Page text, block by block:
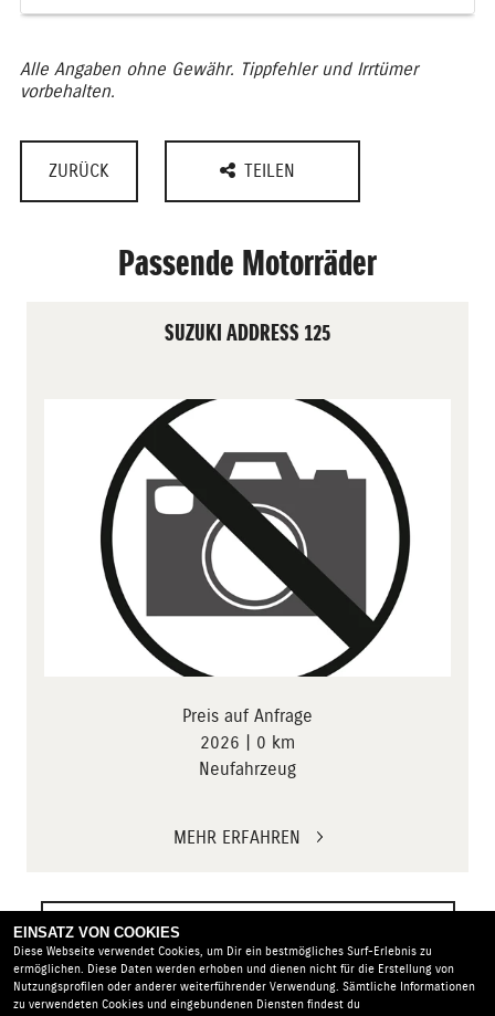
Alle Angaben ohne Gewähr. Tippfehler und Irrtümer
vorbehalten.
ZURÜCK TEILEN
Passende Motorräder
SUZUKI ADDRESS 125
Preis auf Anfrage
2026 | 0 km
Neufahrzeug
MEHR ERFAHREN
ZUR VOLLSTÄNDIGEN MOTORRADSUCHE
EINSATZ VON COOKIES
Diese Webseite verwendet Cookies, um Dir ein bestmögliches Surf-Erlebnis zu
ermöglichen. Diese Daten werden erhoben und dienen nicht für die Erstellung von
Nutzungsprofilen oder anderer weiterführender Verwendung. Sämtliche Informationen
zu verwendeten Cookies und eingebundenen Diensten findest du